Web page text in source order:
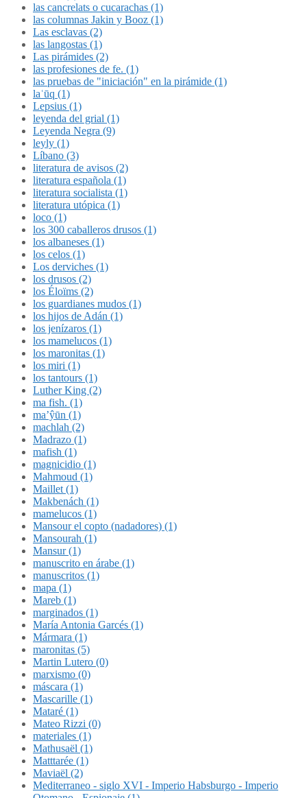
las cancrelats o cucarachas (1)
las columnas Jakin y Booz (1)
Las esclavas (2)
las langostas (1)
Las pirámides (2)
las profesiones de fe. (1)
las pruebas de "iniciación" en la pirámide (1)
laʿūq (1)
Lepsius (1)
leyenda del grial (1)
Leyenda Negra (9)
leyly (1)
Líbano (3)
literatura de avisos (2)
literatura española (1)
literatura socialista (1)
literatura utópica (1)
loco (1)
los 300 caballeros drusos (1)
los albaneses (1)
los celos (1)
Los derviches (1)
los drusos (2)
los Éloïms (2)
los guardianes mudos (1)
los hijos de Adán (1)
los jenízaros (1)
los mamelucos (1)
los maronitas (1)
los miri (1)
los tantours (1)
Luther King (2)
ma fish. (1)
ma’ŷūn (1)
machlah (2)
Madrazo (1)
mafish (1)
magnicidio (1)
Mahmoud (1)
Maillet (1)
Makbenách (1)
mamelucos (1)
Mansour el copto (nadadores) (1)
Mansourah (1)
Mansur (1)
manuscrito en árabe (1)
manuscritos (1)
mapa (1)
Mareb (1)
marginados (1)
María Antonia Garcés (1)
Mármara (1)
maronitas (5)
Martin Lutero (0)
marxismo (0)
máscara (1)
Mascarille (1)
Mataré (1)
Mateo Rizzi (0)
materiales (1)
Mathusaël (1)
Matttarée (1)
Maviaël (2)
Mediterraneo - siglo XVI - Imperio Habsburgo - Imperio